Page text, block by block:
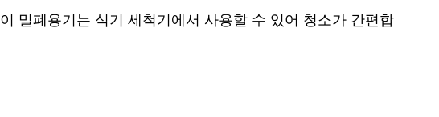
이 밀폐용기는 식기 세척기에서 사용할 수 있어 청소가 간편합